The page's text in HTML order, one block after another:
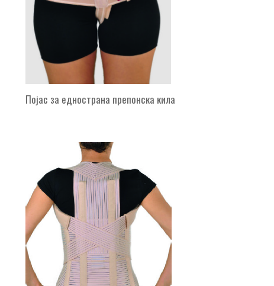
Појас за еднострана препонска кила